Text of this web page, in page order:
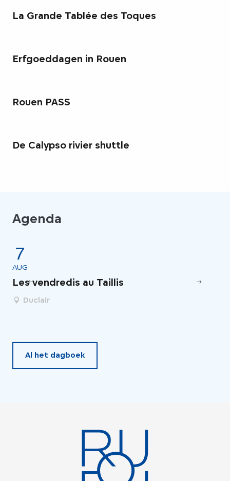
La Grande Tablée des Toques
Erfgoeddagen in Rouen
Rouen PASS
De Calypso rivier shuttle
Agenda
7
AUG
Les vendredis au Taillis
Duclair
Al het dagboek